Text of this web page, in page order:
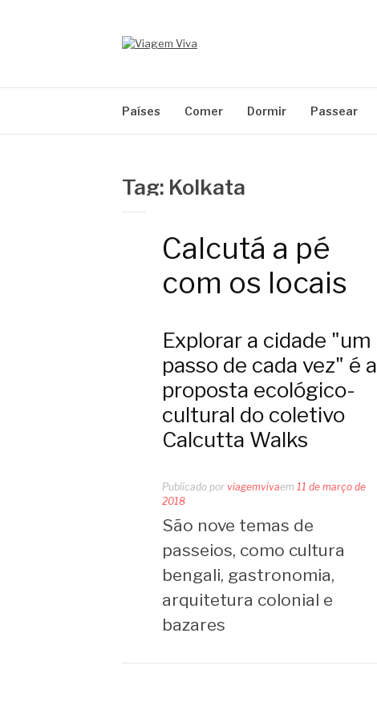
Países Comer Dormir Passear
Tag: Kolkata
Calcutá a pé
com os locais
Explorar a cidade "um
passo de cada vez" é a
proposta ecológico-
cultural do coletivo
Calcutta Walks
Publicado por viagemvivaem 11 de março de
2018
São nove temas de
passeios, como cultura
bengali, gastronomia,
arquitetura colonial e
bazares